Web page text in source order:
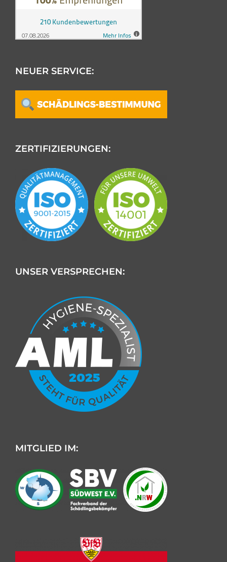
NEUER SERVICE:
ZERTIFIZIERUNGEN:
UNSER VERSPRECHEN:
MITGLIED IM: